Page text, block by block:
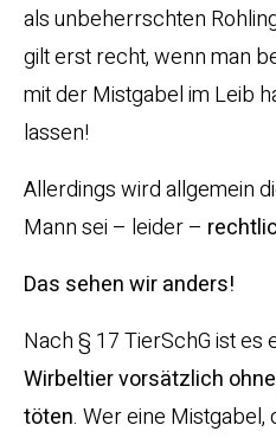
als unbeherrschten
gilt erst recht, wenn man
mit der Mistgabel im Leib
lassen!
Allerdings wird allgemein
Mann sei – leider –
Das sehen wir anders!
Nach § 17 TierSchG ist es
Wirbeltier vorsätzlich
töten. Wer eine